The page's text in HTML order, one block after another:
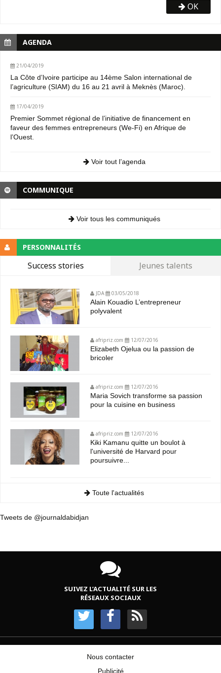
OK
AGENDA
21/04/2019
La Côte d’Ivoire participe au 14ème Salon international de
l’agriculture (SIAM) du 16 au 21 avril à Meknès (Maroc).
17/04/2019
Premier Sommet régional de l’initiative de financement en
faveur des femmes entrepreneurs (We-Fi) en Afrique de
l’Ouest.
Voir tout l’agenda
COMMUNIQUE
Voir tous les communiqués
PERSONNALITÉS
Success stories Jeunes talents
JDA 03/05/2018
Alain Kouadio L’entrepreneur
polyvalent
afripriz.com 12/07/2016
Elizabeth Ojelua ou la passion de
bricoler
afripriz.com 12/07/2016
Maria Sovich transforme sa passion
pour la cuisine en business
afripriz.com 12/07/2016
Kiki Kamanu quitte un boulot à
l'université de Harvard pour
poursuivre...
Toute l'actualités
Tweets de @journaldabidjan
SUIVEZ L’ACTUALITÉ SUR LES
RÉSEAUX SOCIAUX
Nous contacter
Publicité